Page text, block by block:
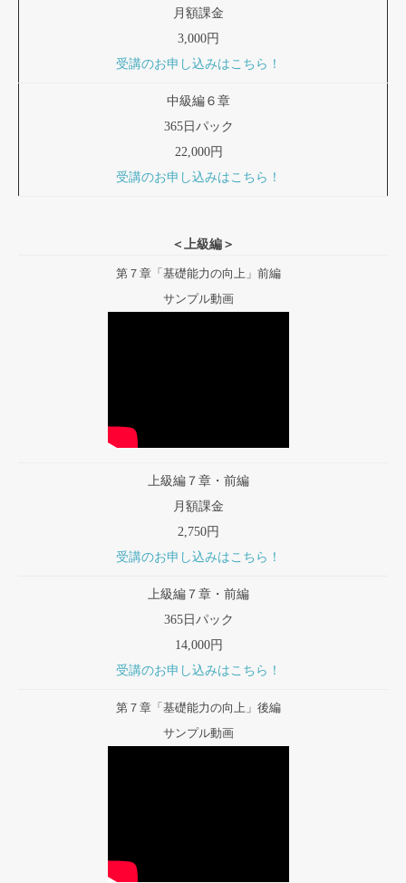
月額課金
3,000円
受講のお申し込みはこちら！
中級編６章
365日パック
22,000円
受講のお申し込みはこちら！
＜上級編＞
第７章「基礎能力の向上」前編
サンプル動画
上級編７章・前編
月額課金
2,750円
受講のお申し込みはこちら！
上級編７章・前編
365日パック
14,000円
受講のお申し込みはこちら！
第７章「基礎能力の向上」後編
サンプル動画